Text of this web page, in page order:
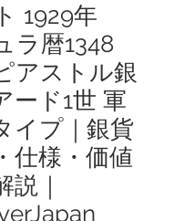
1929年
ラ暦1348
アストル銀
ード1世 軍
イプ｜銀貨
仕様・価値
説｜